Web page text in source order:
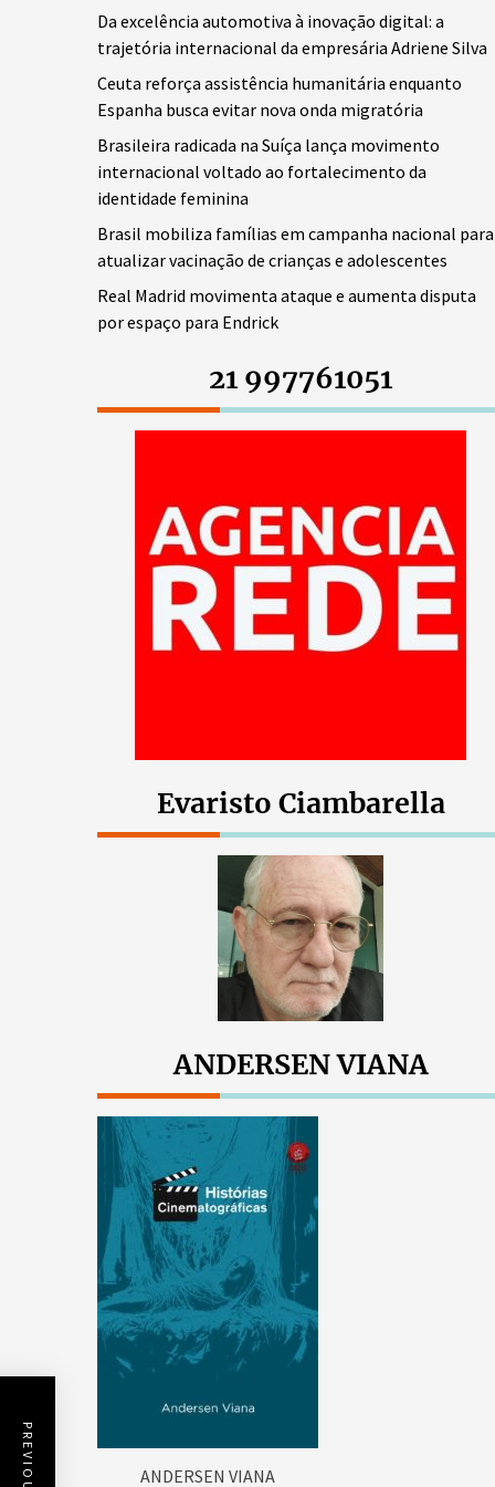
Da excelência automotiva à inovação digital: a
trajetória internacional da empresária Adriene Silva
Ceuta reforça assistência humanitária enquanto
Espanha busca evitar nova onda migratória
Brasileira radicada na Suíça lança movimento
internacional voltado ao fortalecimento da
identidade feminina
Brasil mobiliza famílias em campanha nacional para
atualizar vacinação de crianças e adolescentes
Real Madrid movimenta ataque e aumenta disputa
por espaço para Endrick
21 997761051
Evaristo Ciambarella
ANDERSEN VIANA
ANDERSEN VIANA